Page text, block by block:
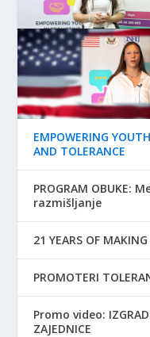
EMPOWERING
AND TOLERANCE
PROGRAM OBUKE:
razmišljanje
21 YEARS OF
PROMOTERI
Promo video:
ZAJEDNICE